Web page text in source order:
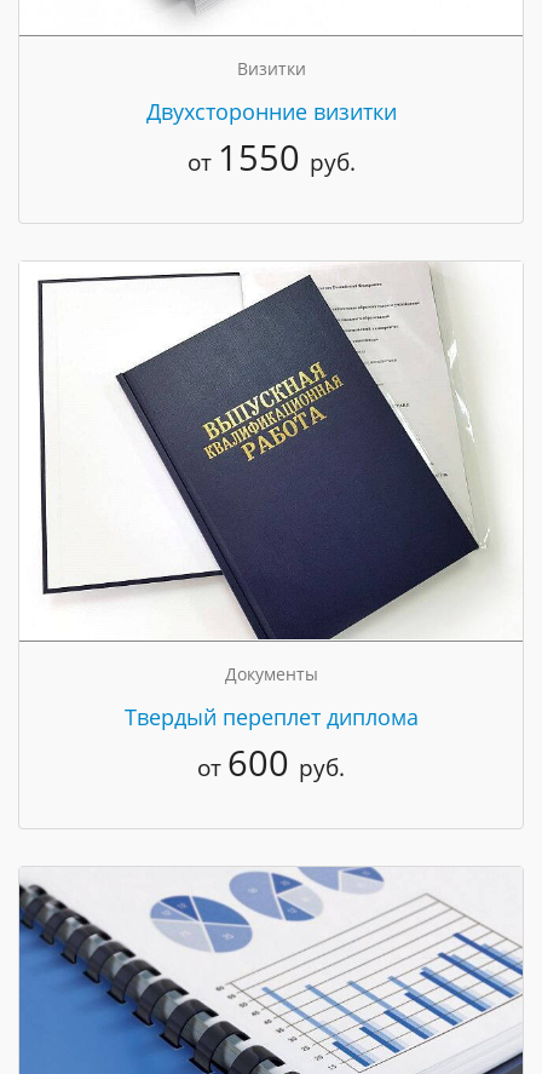
Визитки
Двухсторонние визитки
от 1550 руб.
Документы
Твердый переплет диплома
от 600 руб.